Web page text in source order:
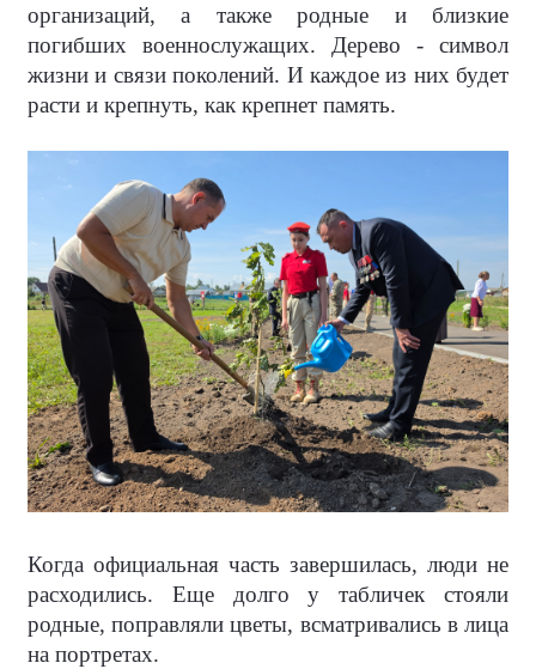
организаций, а также родные и близкие
погибших военнослужащих. Дерево - символ
жизни и связи поколений. И каждое из них будет
расти и крепнуть, как крепнет память.
Когда официальная часть завершилась, люди не
расходились. Еще долго у табличек стояли
родные, поправляли цветы, всматривались в лица
на портретах.